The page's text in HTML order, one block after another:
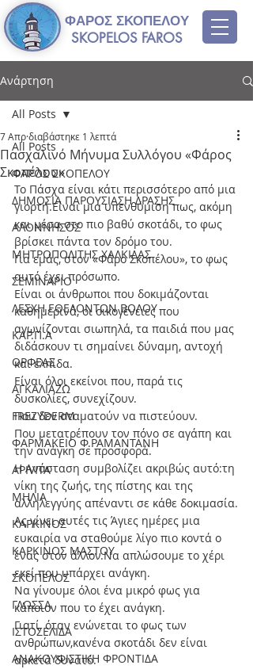
ΦΑΡΟΣ ΣΚΟΠΕΛΟΥ
SKOPELOS FAROS
Ανάρτηση
All Posts
ΦΑΡΟΣ ΣΚΟΠΕΛΟΥ
ΔΗΜΟΣΙΑ ΠΑΡΟΥΣΙΑΣΗ ΔΡΑΣΗΣ
ΑΛΟΝΝΗΣΟΣ
ΜΗΤΡΟΠΟΛΙΤΗΣ ΧΑΛΚΙΔΑΣ
ΣΕΜΙΝΑΡΙΟ
ΛΕΣΧΗ ΕΘΕΛΟΝΤΩΝ ΒΟΛΟΥ
ΚΑΡ.Π.Α
ΟΡΦΕΑΣ
ΑΓΚΑΛΙΑΖΩ
FREZYDERM
ΦΑΡΜΑΚΕΙΟ Φ.ΡΑΜΑΝΤΑΝΗ
APIVITA
ΜΗΛΙΑ
ΚΑΡΚΙΝΟΣ
ΚΑΡΚΙΝΟΣ ΜΑΣΤΟΥ
ΣΚΟΠΕΛΟΣ
ΓΛΩΣΣΑ
ΙΣΤΟΣΕΛΙΔΑ
ΑΝΑΚΟΥΦΙΣΤΙΚΗ ΦΡΟΝΤΙΔΑ
All Posts
Πασχαλινό Μήνυμα Συλλόγου «Φάρος
Σκοπέλου»
7 Απρδιαβάστηκε 1 λεπτά
Το Πάσχα είναι κάτι περισσότερο από μια
γιορτή.Είναι μια υπενθύμιση πως, ακόμη
και μέσα στο πιο βαθύ σκοτάδι, το φως
βρίσκει πάντα τον δρόμο του.
Για εμάς, στον «Φάρο Σκοπέλου», το φως
αυτό έχει πρόσωπο.
Είναι οι άνθρωποι που δοκιμάζονται
καθημερινά, οι οικογένειες που
αγωνίζονται σιωπηλά, τα παιδιά που μας
διδάσκουν τι σημαίνει δύναμη, αντοχή
και ελπίδα.
Είναι όλοι εκείνοι που, παρά τις
δυσκολίες, συνεχίζουν.
Που δεν σταματούν να πιστεύουν.
Που μετατρέπουν τον πόνο σε αγάπη και
την ανάγκη σε προσφορά.
Η Ανάσταση συμβολίζει ακριβώς αυτό:τη
νίκη της ζωής, της πίστης και της
αλληλεγγύης απέναντι σε κάθε δοκιμασία.
Ας γίνει αυτές τις Άγιες ημέρες μια
ευκαιρία να σταθούμε λίγο πιο κοντά ο
ένας στον άλλον.Να απλώσουμε το χέρι
εκεί που υπάρχει ανάγκη.
Να γίνουμε όλοι ένα μικρό φως για
κάποιον που το έχει ανάγκη.
Γιατί, όταν ενώνεται το φως των
ανθρώπων,κανένα σκοτάδι δεν είναι
αρκετά δυνατό.